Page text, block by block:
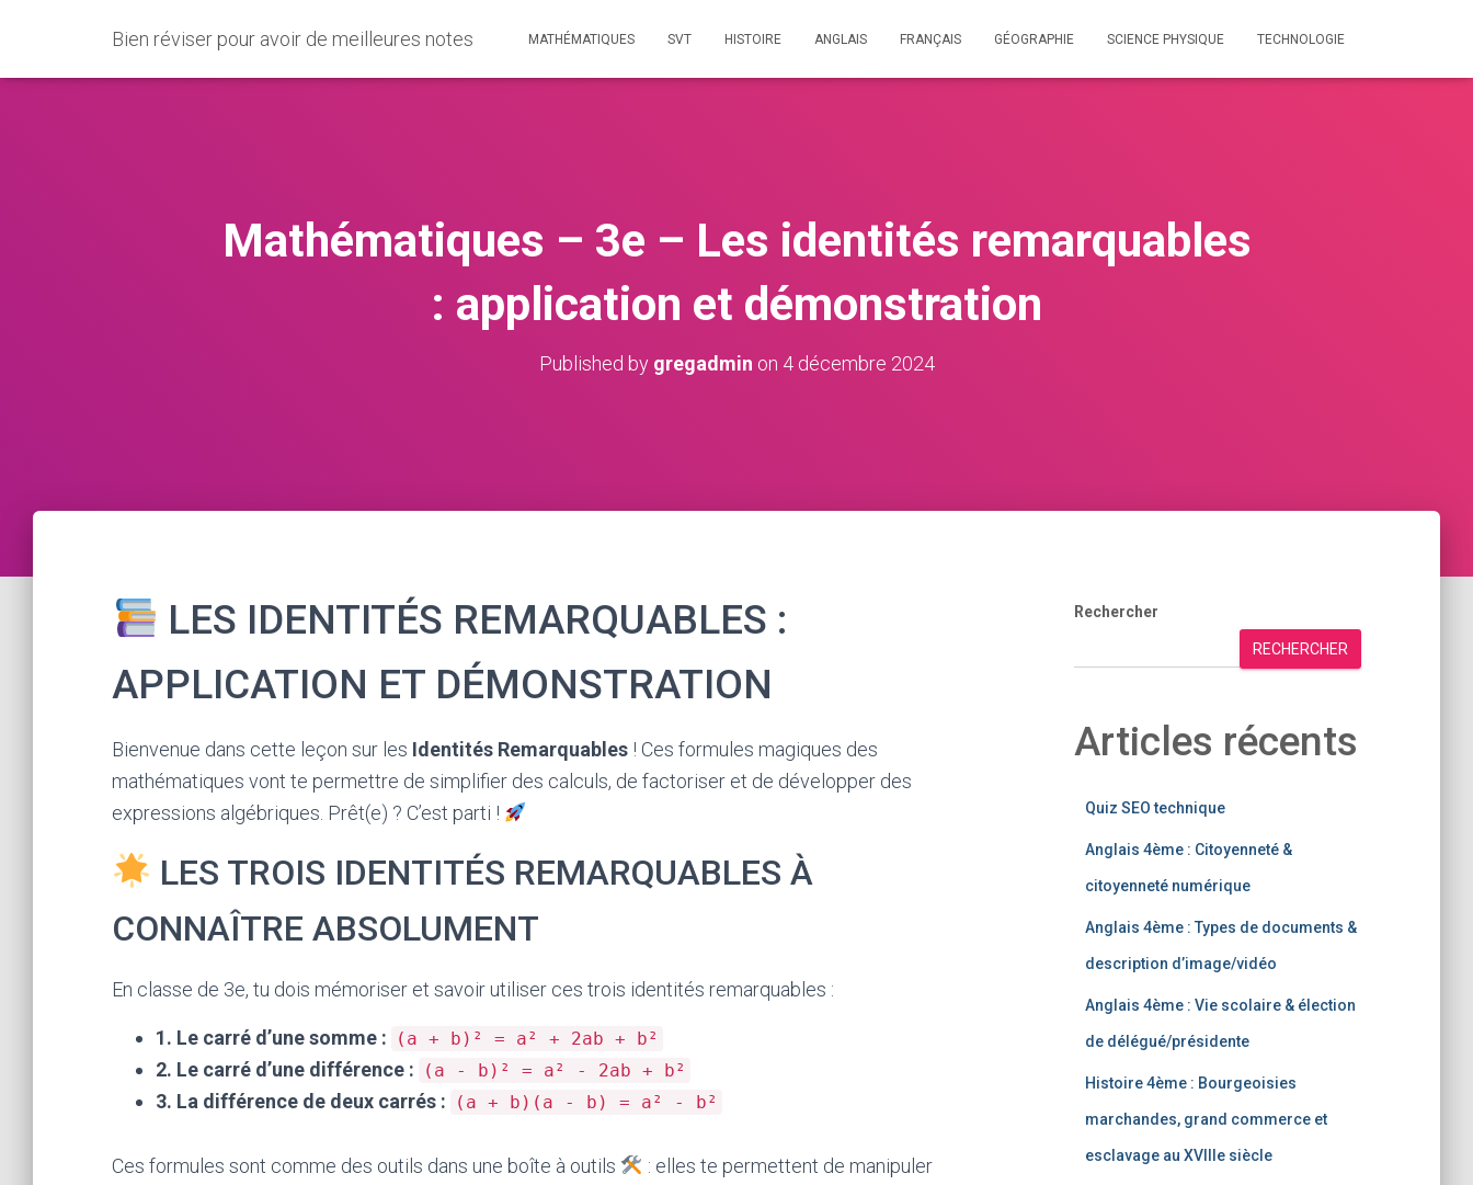
Bien réviser pour avoir de meilleures notes MATHÉMATIQUES SVT HISTOIRE ANGLAIS FRANÇAIS GÉOGRAPHIE SCIENCE PHYSIQUE TECHNOLOGIE
Mathématiques – 3e – Les identités remarquables
: application et démonstration
Published by gregadmin on 4 décembre 2024
LES IDENTITÉS REMARQUABLES :
APPLICATION ET DÉMONSTRATION
Bienvenue dans cette leçon sur les Identités Remarquables ! Ces formules magiques des
mathématiques vont te permettre de simplifier des calculs, de factoriser et de développer des
expressions algébriques. Prêt(e) ? C’est parti !
LES TROIS IDENTITÉS REMARQUABLES À
CONNAÎTRE ABSOLUMENT
En classe de 3e, tu dois mémoriser et savoir utiliser ces trois identités remarquables :
1. Le carré d’une somme : (a + b)² = a² + 2ab + b²
2. Le carré d’une différence : (a - b)² = a² - 2ab + b²
3. La différence de deux carrés : (a + b)(a - b) = a² - b²
Ces formules sont comme des outils dans une boîte à outils
: elles te permettent de manipuler
Rechercher
RECHERCHER
Articles récents
Quiz SEO technique
Anglais 4ème : Citoyenneté &
citoyenneté numérique
Anglais 4ème : Types de documents &
description d’image/vidéo
Anglais 4ème : Vie scolaire & élection
de délégué/présidente
Histoire 4ème : Bourgeoisies
marchandes, grand commerce et
esclavage au XVIIIe siècle